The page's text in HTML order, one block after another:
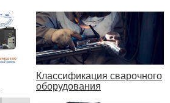
Классификация сварочного
оборудования